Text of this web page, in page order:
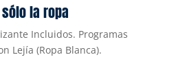
la ropa
Incluidos. Programas
Lejía (Ropa Blanca).